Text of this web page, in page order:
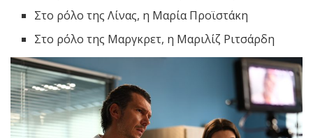
Στο ρόλο της Λίνας, η Μαρία Προϊστάκη
Στο ρόλο της Μαργκρετ, η Μαριλίζ Ριτσάρδη